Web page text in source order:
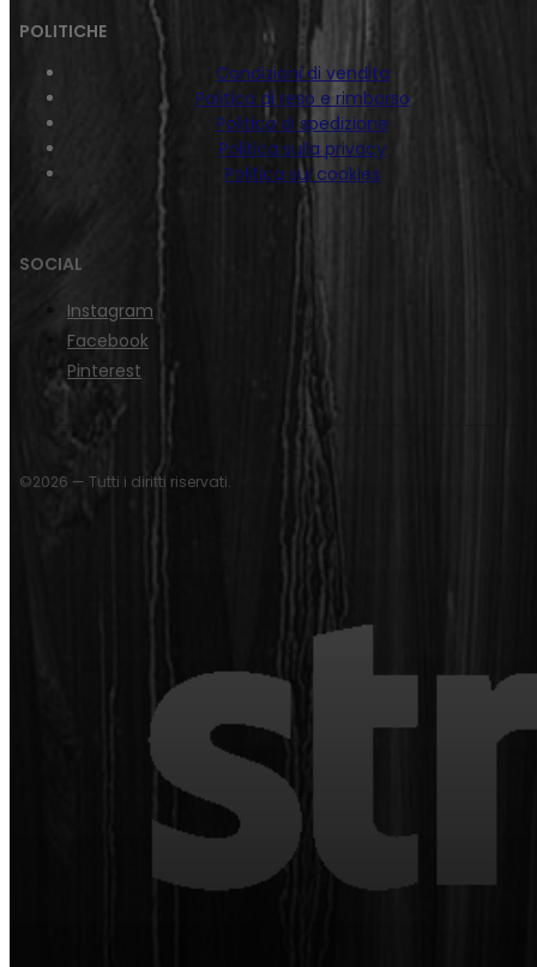
POLITICHE
Condizioni di vendita
Politica di reso e rimborso
Politica di spedizione
Politica sulla privacy
Politica sui cookies
SOCIAL
Instagram
Facebook
Pinterest
©2026 — Tutti i diritti riservati.